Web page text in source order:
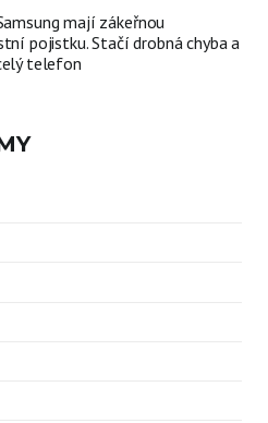
mají zákeřnou
pojistku. Stačí drobná chyba a
telefon